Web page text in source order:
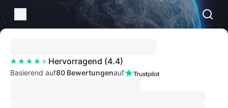
Hervorragend (4.4)
Basierend auf80 Bewertungenauf